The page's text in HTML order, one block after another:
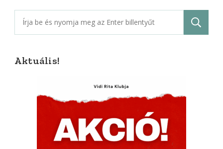
Keresés:
Aktuális!